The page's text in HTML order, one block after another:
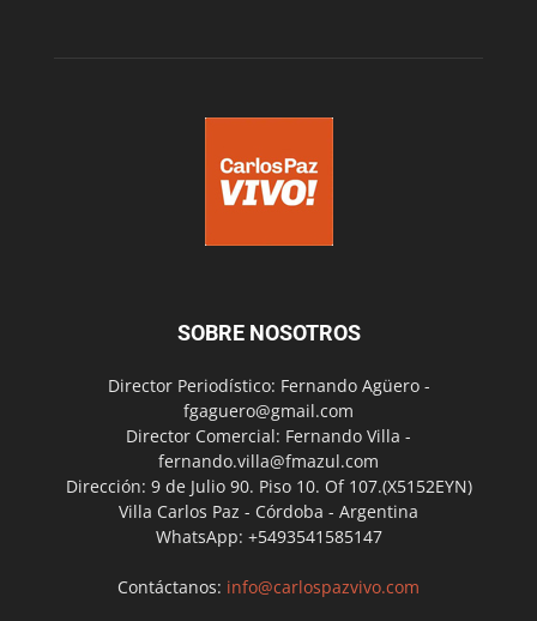
SOBRE NOSOTROS
Director Periodístico: Fernando Agüero -
fgaguero@gmail.com
Director Comercial: Fernando Villa -
fernando.villa@fmazul.com
Dirección: 9 de Julio 90. Piso 10. Of 107.(X5152EYN)
Villa Carlos Paz - Córdoba - Argentina
WhatsApp: +5493541585147
Contáctanos: info@carlospazvivo.com